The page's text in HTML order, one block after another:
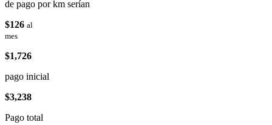
de pago por km serían
$126 al
mes
$1,726
pago inicial
$3,238
Pago total